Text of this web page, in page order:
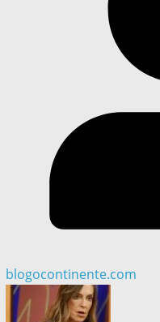
blogocontinente.com